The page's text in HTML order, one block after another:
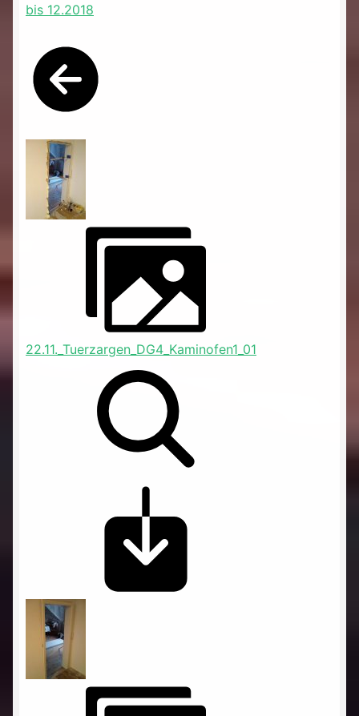
bis 12.2018
22.11._Tuerzargen_DG4_Kaminofen1_01